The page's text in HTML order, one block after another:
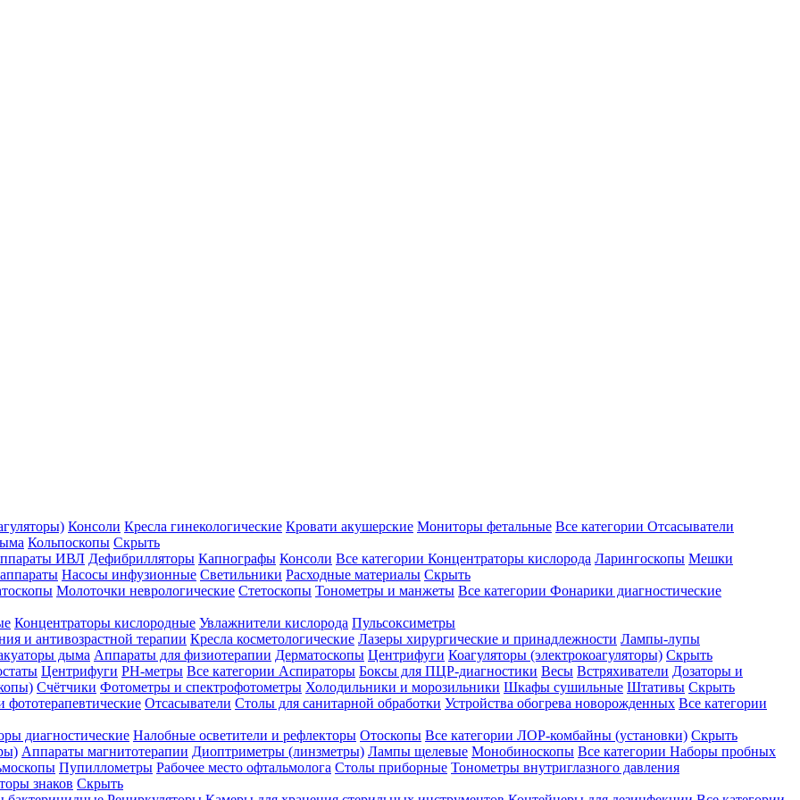
Консоли Кресла гинекологические Кровати акушерские Мониторы фетальные Все категории Отсасыватели
Кольпоскопы Скрыть
ИВЛ Дефибрилляторы Капнографы Консоли Все категории Концентраторы кислорода Ларингоскопы Мешки
Насосы инфузионные Светильники Расходные материалы Скрыть
Молоточки неврологические Стетоскопы Тонометры и манжеты Все категории Фонарики диагностические
Концентраторы кислородные Увлажнители кислорода Пульсоксиметры
и антивозрастной терапии Кресла косметологические Лазеры хирургические и принадлежности Лампы-лупы
дыма Аппараты для физиотерапии Дерматоскопы Центрифуги Коагуляторы (электрокоагуляторы) Скрыть
Центрифуги PH-метры Все категории Аспираторы Боксы для ПЦР-диагностики Весы Встряхиватели Дозаторы и
Счётчики Фотометры и спектрофотометры Холодильники и морозильники Шкафы сушильные Штативы Скрыть
фототерапевтические Отсасыватели Столы для санитарной обработки Устройства обогрева новорожденных Все категории
диагностические Налобные осветители и рефлекторы Отоскопы Все категории ЛОР-комбайны (установки) Скрыть
Аппараты магнитотерапии Диоптриметры (линзметры) Лампы щелевые Монобиноскопы Все категории Наборы пробных
Пупиллометры Рабочее место офтальмолога Столы приборные Тонометры внутриглазного давления
знаков Скрыть